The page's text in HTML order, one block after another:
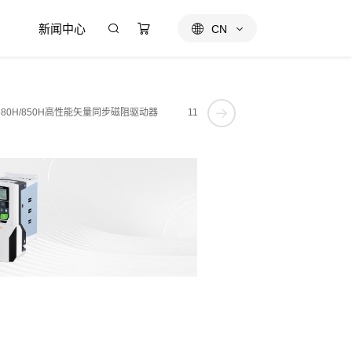
CN
新闻中心
850H高性能矢量同步磁阻驱动器 1140V三电平高性能工程型变频驱动器